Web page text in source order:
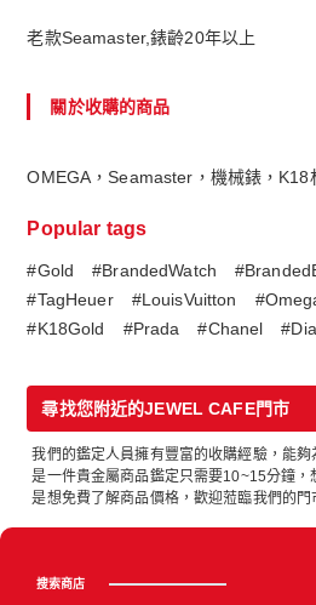
老款Seamaster,錶齡20年以上
關於收購的商品
OMEGA，Seamaster，機械錶，K18
Popular tags
#Gold #BrandedWatch
#TagHeuer
#LouisVuitton
#K18Gold
#Prada #Chanel
尋找您附近的JEWEL CAFE門市
我們的鑑定人員擁有豐富的收購經驗，能
是一件貴金屬商品鑑定只需要10~15分鐘
是想免費了解商品價格，歡迎蒞臨我們的門
搜索商店